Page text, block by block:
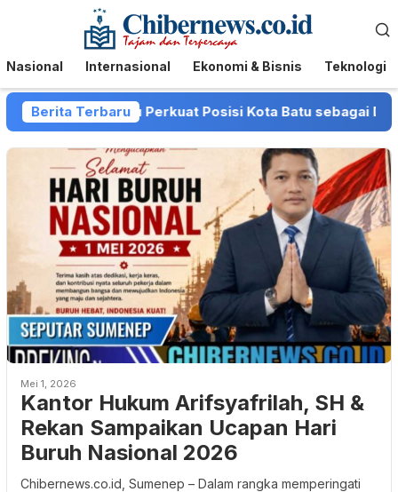
Menu
Mobile
Nasional Internasional Ekonomi & Bisnis Teknologi
Berita Terbaru
Pemkot Batu Perkuat Posisi Kota Batu sebagai
Mei 1, 2026
Kantor Hukum Arifsyafrilah, SH &
Rekan Sampaikan Ucapan Hari
Buruh Nasional 2026
Chibernews.co.id, Sumenep – Dalam rangka memperingati